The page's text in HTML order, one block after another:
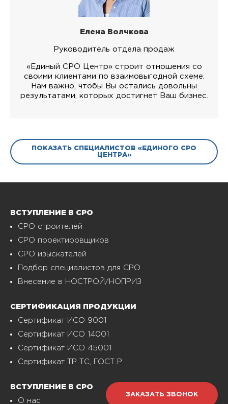
Елена Волчкова
Руководитель отдела продаж
«Единый СРО Центр» строит отношения со
своими клиентами по взаимовыгодной схеме.
Нам важно, чтобы Вы остались довольны
результатами, которых достигнет Ваш бизнес.
ПОКАЗАТЬ СПЕЦИАЛИСТОВ «ЕДИНОГО СРО
ЦЕНТРА»
ВСТУПЛЕНИЕ В СРО
СРО строителей
СРО проектировщиков
СРО изыскателей
Подбор специалистов для СРО
Внесение в НОСТРОЙ/НОПРИЗ
СЕРТИФИКАЦИЯ ПРОДУКЦИИ
Сертификат ИСО 9001
Сертификат ИСО 14001
Сертификат ИСО 45001
Сертификат ТР ТС, ГОСТ Р
ВСТУПЛЕНИЕ В СРО
О нас
ЗАКАЗАТЬ ЗВОНОК